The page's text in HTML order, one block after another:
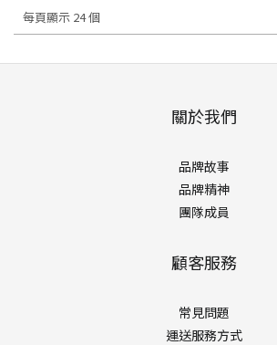
每頁顯示 24 個
關於我們
品牌故事
品牌精神
團隊成員
顧客服務
常見問題
運送服務方式